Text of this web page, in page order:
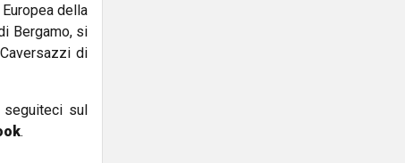
della
Bergamo, si
di
sul
.